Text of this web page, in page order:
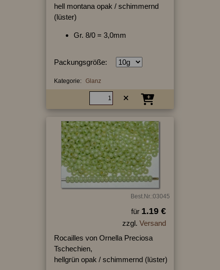
hell montana opak / schimmernd
(lüster)
Gr. 8/0 = 3,0mm
Packungsgröße:
Kategorie: Glanz
Best.Nr.:03045
für 1.19 €
zzgl. Versand
Rocailles von Ornella Preciosa
Tschechien,
hellgrün opak / schimmernd (lüster)